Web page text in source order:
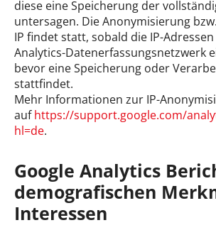
diese eine Speicherung der
untersagen. Die Anonymisierung
IP findet statt, sobald die IP-
Analytics-Datenerfassungsnetzwerk
bevor eine Speicherung oder
stattfindet.
Mehr Informationen zur IP-
aufhttps://support.google.com/
hl=de.
Google Analytics
demografischen
Interessen